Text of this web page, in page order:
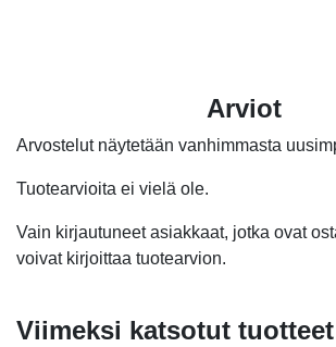
Arviot
Arvostelut näytetään vanhimmasta
Tuotearvioita ei vielä ole.
Vain kirjautuneet asiakkaat, jotka ovat
voivat kirjoittaa tuotearvion.
Viimeksi katsotut tuotteet